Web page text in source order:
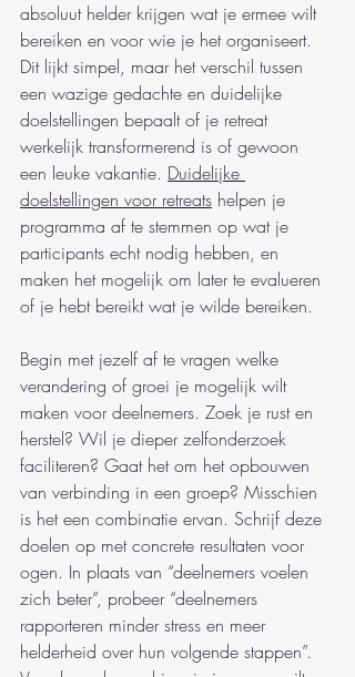
absoluut helder krijgen wat je ermee wilt
bereiken en voor wie je het organiseert.
Dit lijkt simpel, maar het verschil tussen
een wazige gedachte en duidelijke
doelstellingen bepaalt of je retreat
werkelijk transformerend is of gewoon
een leuke vakantie. Duidelijke
doelstellingen voor retreats helpen je
programma af te stemmen op wat je
participants echt nodig hebben, en
maken het mogelijk om later te evalueren
of je hebt bereikt wat je wilde bereiken.
Begin met jezelf af te vragen welke
verandering of groei je mogelijk wilt
maken voor deelnemers. Zoek je rust en
herstel? Wil je dieper zelfonderzoek
faciliteren? Gaat het om het opbouwen
van verbinding in een groep? Misschien
is het een combinatie ervan. Schrijf deze
doelen op met concrete resultaten voor
ogen. In plaats van “deelnemers voelen
zich beter”, probeer “deelnemers
rapporteren minder stress en meer
helderheid over hun volgende stappen”.